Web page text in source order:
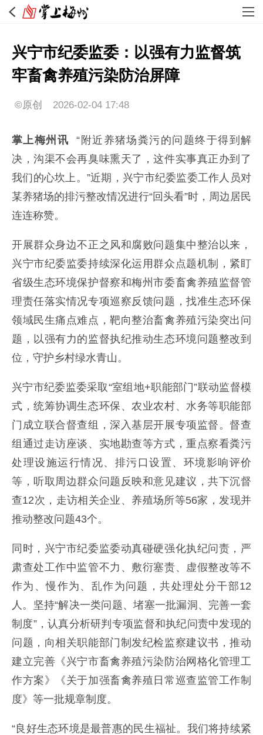
兴宁市纪委监委：以强有力监督筑
牢畜禽养殖污染防治屏障
©原创 2026-02-04 17:48
掌上梅州讯“附近养猪场粪污的问题终于得到解
决，沟渠不会再臭味熏天了，这件实事真正办到了
我们的心坎上。”近期，兴宁市纪委监委工作人员对
某养猪场的排污整改情况进行“回头看”时，周边居民
连连称赞。
开展群众身边不正之风和腐败问题集中整治以来，
兴宁市纪委监委持续深化运用群众点题机制，紧盯
省级生态环境保护督察和梅州市委畜禽养殖监督管
理责任落实情况专项巡察反馈问题，找准生态环保
领域民生痛点难点，靶向整治畜禽养殖污染突出问
题，以强有力的监督执纪推动生态环境问题整改到
位，守护乡村绿水青山。
兴宁市纪委监委采取“室组地+职能部门”联动监督模
式，统筹协调生态环保、农业农村、水务等职能部
门成立联合督查组，深入基层开展专项监督。督查
组通过走访座谈、实地勘查等方式，重点察看粪污
处理设施运行情况、排污口设置、环境影响评价
等，听取周边群众问题反映和意见建议，共下沉督
查12次，走访相关企业、养殖场所等56家，发现并
推动整改问题43个。
同时，兴宁市纪委监委动真碰硬强化执纪问责，严
肃查处工作中监管不力、敷衍塞责、虚假整改等不
作为、慢作为、乱作为问题，共处理处分干部12
人。坚持“解决一类问题、堵塞一批漏洞、完善一套
制度”，认真分析研判专项监督和执纪问责中发现的
问题，向相关职能部门制发纪检监察建议书，推动
建立完善《兴宁市畜禽养殖污染防治网格化管理工
作方案》《关于加强畜禽养殖日常巡查监管工作制
度》等一批规章制度。
“良好生态环境是最普惠的民生福祉。我们将持续紧